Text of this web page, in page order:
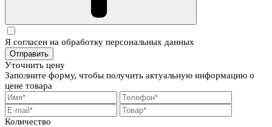
Я согласен на обработку персональных данных
Отправить
Уточнить цену
Заполните форму, чтобы получить актуальную информацию о
цене товара
Количество